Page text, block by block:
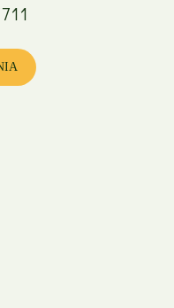
08:00 - 17:00
08:00 - 17:00
08:00 - 20:00